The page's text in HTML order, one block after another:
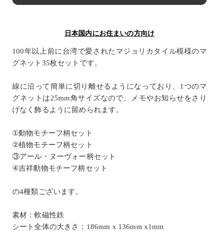
日本国内にお住まいの方向け
100年以上前に台湾で愛されたマジョリカタイル模様のマ
グネット35枚セットです。
線に沿って簡単に切り離せるようになっており、1つのマ
グネットは25mm角サイズなので、メモやお知らせをさり
げなく飾るように留められます。
①動物モチーフ柄セット
②植物モチーフ柄セット
③アール・ヌーヴォー柄セット
④吉祥動物モチーフ柄セット
の4種類ございます。
素材：軟磁性鉄
シート全体の大きさ：186mm x 136mm x1mm